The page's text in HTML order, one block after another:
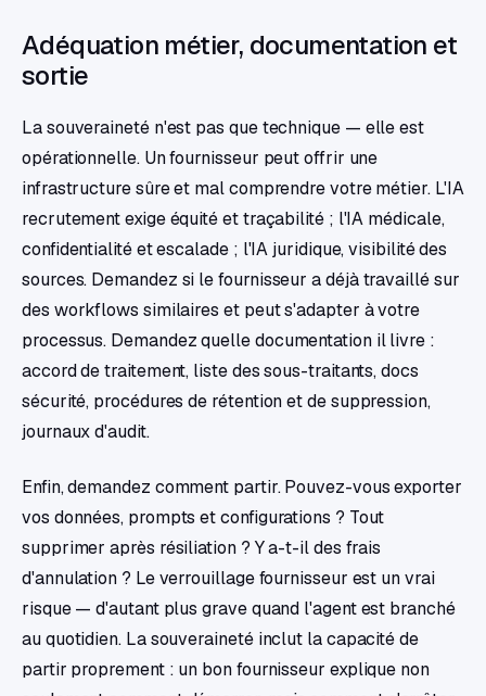
Adéquation métier, documentation et
sortie
La souveraineté n'est pas que technique — elle est
opérationnelle. Un fournisseur peut offrir une
infrastructure sûre et mal comprendre votre métier. L'IA
recrutement exige équité et traçabilité ; l'IA médicale,
confidentialité et escalade ; l'IA juridique, visibilité des
sources. Demandez si le fournisseur a déjà travaillé sur
des workflows similaires et peut s'adapter à votre
processus. Demandez quelle documentation il livre :
accord de traitement, liste des sous-traitants, docs
sécurité, procédures de rétention et de suppression,
journaux d'audit.
Enfin, demandez comment partir. Pouvez-vous exporter
vos données, prompts et configurations ? Tout
supprimer après résiliation ? Y a-t-il des frais
d'annulation ? Le verrouillage fournisseur est un vrai
risque — d'autant plus grave quand l'agent est branché
au quotidien. La souveraineté inclut la capacité de
partir proprement : un bon fournisseur explique non